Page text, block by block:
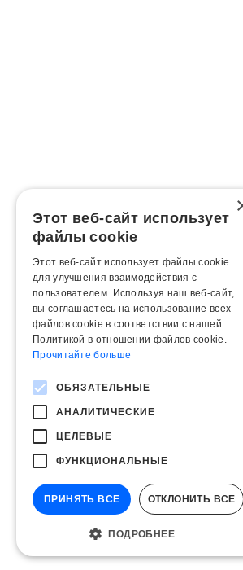
Этот веб-сайт использует
файлы cookie
Этот веб-сайт использует файлы cookie
для улучшения взаимодействия с
пользователем. Используя наш веб-сайт,
вы соглашаетесь на использование всех
файлов cookie в соответствии с нашей
Политикой в ​​отношении файлов cookie.
Прочитайте больше
ОБЯЗАТЕЛЬНЫЕ
АНАЛИТИЧЕСКИЕ
ЦЕЛЕВЫЕ
ФУНКЦИОНАЛЬНЫЕ
ПРИНЯТЬ ВСЕ ОТКЛОНИТЬ ВСЕ
ПОДРОБНЕЕ